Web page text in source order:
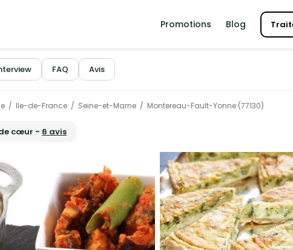
Promotions Blog
FAQ Avis
Ile-de-France Seine-et-Marne Montereau-Fault-Yonne (77130)
cœur - 6 avis